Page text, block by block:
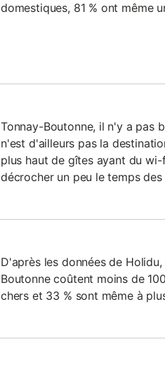
domestiques, 81 % ont même
Tonnay-Boutonne, il n'y a pas
n'est d'ailleurs pas la
plus haut de gîtes ayant du
décrocher un peu le temps des
D'après les données de
Boutonne coûtent moins de
chers et 33 % sont même à